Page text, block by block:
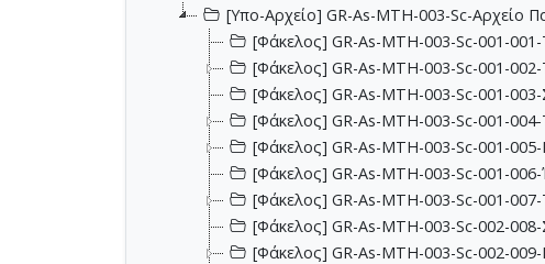
[Υπο-Αρχείο] GR-As-MTH-003-Sc-Αρχείο
[Φάκελος] GR-As-MTH-003-Sc-001-
[Φάκελος] GR-As-MTH-003-Sc-001-
[Φάκελος] GR-As-MTH-003-Sc-001-
[Φάκελος] GR-As-MTH-003-Sc-001-
[Φάκελος] GR-As-MTH-003-Sc-001-
[Φάκελος] GR-As-MTH-003-Sc-001-
[Φάκελος] GR-As-MTH-003-Sc-001-
[Φάκελος] GR-As-MTH-003-Sc-002-
[Φάκελος] GR-As-MTH-003-Sc-002-